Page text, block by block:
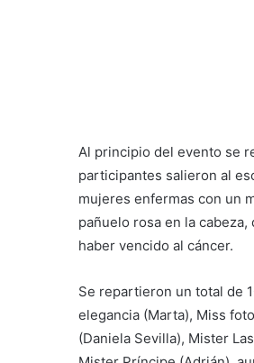
Al principio del evento se
participantes salieron al
mujeres enfermas con un
pañuelo rosa en la
haber vencido al cáncer.
Se repartieron un total de
elegancia (Marta), Miss
(Daniela Sevilla), Mister